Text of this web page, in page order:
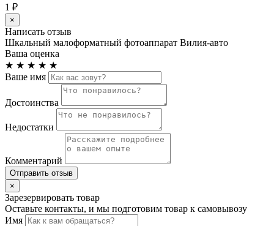
1 ₽
×
Написать отзыв
Шкальный малоформатный фотоаппарат Вилия-авто
Ваша оценка
★ ★ ★ ★ ★
Ваше имя
Достоинства
Недостатки
Комментарий
Отправить отзыв
×
Зарезервировать товар
Оставьте контакты, и мы подготовим товар к самовывозу
Имя